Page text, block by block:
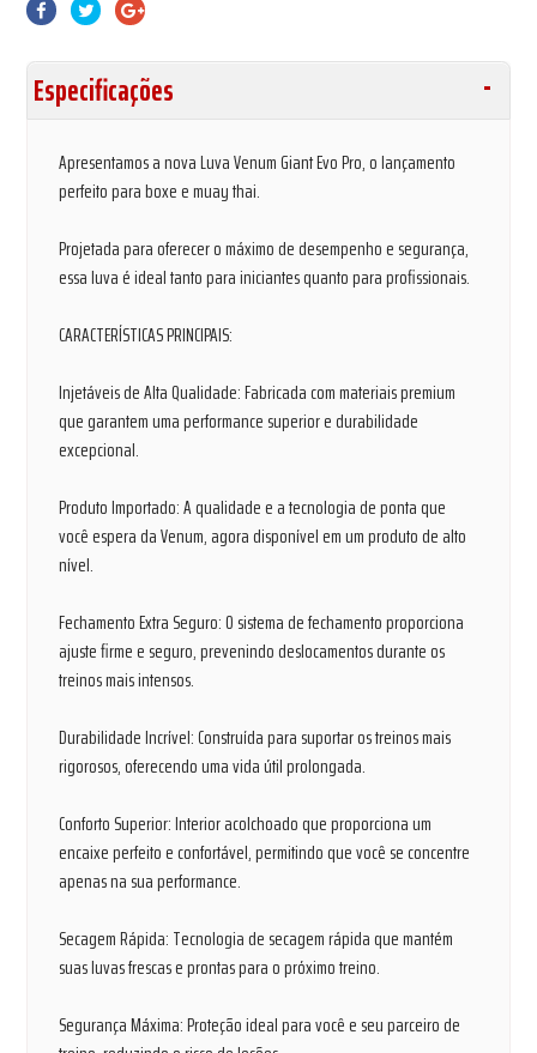
Especificações
Apresentamos a nova Luva Venum Giant Evo Pro, o lançamento
perfeito para boxe e muay thai.
Projetada para oferecer o máximo de desempenho e segurança,
essa luva é ideal tanto para iniciantes quanto para profissionais.
CARACTERÍSTICAS PRINCIPAIS:
Injetáveis de Alta Qualidade: Fabricada com materiais premium
que garantem uma performance superior e durabilidade
excepcional.
Produto Importado: A qualidade e a tecnologia de ponta que
você espera da Venum, agora disponível em um produto de alto
nível.
Fechamento Extra Seguro: O sistema de fechamento proporciona
ajuste firme e seguro, prevenindo deslocamentos durante os
treinos mais intensos.
Durabilidade Incrível: Construída para suportar os treinos mais
rigorosos, oferecendo uma vida útil prolongada.
Conforto Superior: Interior acolchoado que proporciona um
encaixe perfeito e confortável, permitindo que você se concentre
apenas na sua performance.
Secagem Rápida: Tecnologia de secagem rápida que mantém
suas luvas frescas e prontas para o próximo treino.
Segurança Máxima: Proteção ideal para você e seu parceiro de